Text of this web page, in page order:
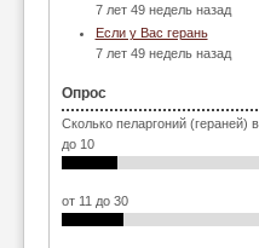
7 лет 49 недель назад
Если у Вас герань
7 лет 49 недель назад
Опрос
Сколько пеларгоний (гераней)
до 10
от 11 до 30